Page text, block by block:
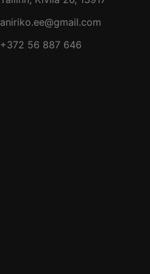
aniriko.ee@gmail.com
+372 56 887 646